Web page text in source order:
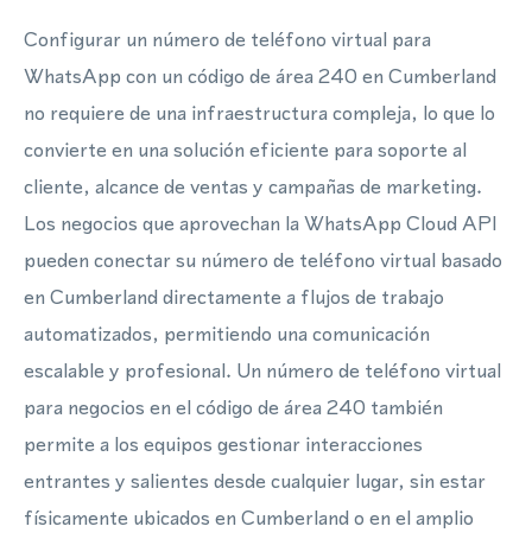
Configurar un número de teléfono virtual para
WhatsApp con un código de área 240 en Cumberland
no requiere de una infraestructura compleja, lo que lo
convierte en una solución eficiente para soporte al
cliente, alcance de ventas y campañas de marketing.
Los negocios que aprovechan la WhatsApp Cloud API
pueden conectar su número de teléfono virtual basado
en Cumberland directamente a flujos de trabajo
automatizados, permitiendo una comunicación
escalable y profesional. Un número de teléfono virtual
para negocios en el código de área 240 también
permite a los equipos gestionar interacciones
entrantes y salientes desde cualquier lugar, sin estar
físicamente ubicados en Cumberland o en el amplio